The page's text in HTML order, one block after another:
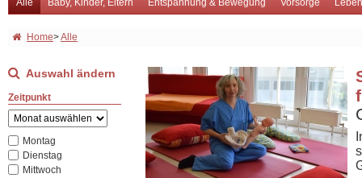
Alle Baby, Kinder, Eltern Entspannung & Bewegung Vorsorge
Home>Alle
Auswahl ändern
Zeitpunkt
Montag
Dienstag
Mittwoch